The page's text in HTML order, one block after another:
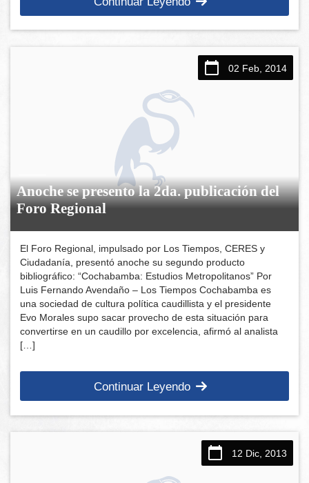
02 Feb, 2014
Anoche se presento la 2da. publicación del
Foro Regional
El Foro Regional, impulsado por Los Tiempos, CERES y
Ciudadanía, presentó anoche su segundo producto
bibliográfico: “Cochabamba: Estudios Metropolitanos” Por
Luis Fernando Avendaño – Los Tiempos Cochabamba es
una sociedad de cultura política caudillista y el presidente
Evo Morales supo sacar provecho de esta situación para
convertirse en un caudillo por excelencia, afirmó al analista
[…]
Continuar Leyendo
12 Dic, 2013